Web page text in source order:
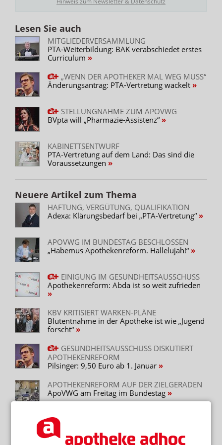
benannte:n PTA über die Abläufe instruiert hat,
benannte PTA nach den eigenen Fähigkeiten,
Kenntnissen und persönlichen Eigenschaften zur
ordnungsgemäßen Durchführung der
vorübergehenden Aufrechterhaltung des
Apothekenbetriebs imstande ist und
sofern es sich um die vorübergehende
Aufrechterhaltung des Betriebs einer
Filialapotheke oder einer Zweigapotheke handelt,
das Einvernehmen des Betreibers vorliegt.
Hauptapotheke, eine krankenhausversorgende
Apotheke sowie für Apotheken, die verblistern oder
Arzneimittel zur parenteralen Anwendung herstellen.
Vertretung nur, wenn kein
approbiertes Stammpersonal
verfügbar ist
Zudem ist die Vertretung nur möglich, wenn dem
Apothekenleiter während der Abwesenheit im Einzelfall
kein:e Apotheker:in oder Pharmazieingenieur:in als
Vertretung zur Verfügung steht und der/die
Apothekenleiter:in oder, sofern es sich um die
Aufrechterhaltung des Betriebs einer Filialapotheke
oder einer Zweigapotheke handelt, deren Betreiber für
den/die PTA während der Abwesenheit erreichbar ist.
Befugte PTA
Apothekenbetriebs im Rahmen der Erprobung befugt,
wenn:
er/sie über eine langjährige berufliche Erfahrung
in allen relevanten Tätigkeitsbereichen einer
öffentlichen Apotheke verfügt,
Tätigkeiten seit mindestens drei Jahren
durchgängig ohne Aufsicht zuverlässig ausführt
Lesen Sie auch
MITGLIEDERVERSAMMLUNG
PTA-Weiterbildung: BAK verabschiedet erstes
Curriculum
„WENN DER APOTHEKER MAL WEG MUSS“
Änderungsantrag: PTA-Vertretung wackelt
STELLUNGNAHME ZUM APOVWG
BVpta will „Pharmazie-Assistenz“
KABINETTSENTWURF
PTA-Vertretung auf dem Land: Das sind die
Voraussetzungen
Neuere Artikel zum Thema
HAFTUNG, VERGÜTUNG, QUALIFIKATION
Adexa: Klärungsbedarf bei „PTA-Vertretung“
APOVWG IM BUNDESTAG BESCHLOSSEN
„Habemus Apothekenreform. Hallelujah!“
EINIGUNG IM GESUNDHEITSAUSSCHUSS
Apothekenreform: Abda ist so weit zufrieden
KBV KRITISIERT WARKEN-PLÄNE
Blutentnahme in der Apotheke ist wie „Jugend
forscht“
GESUNDHEITSAUSSCHUSS DISKUTIERT
APOTHEKENREFORM
Pilsinger: 9,50 Euro ab 1. Januar
APOTHEKENREFORM AUF DER ZIELGERADEN
ApoVWG am Freitag im Bundestag
APOTHEKENREFORM
ApoVWG: Union macht Tempo